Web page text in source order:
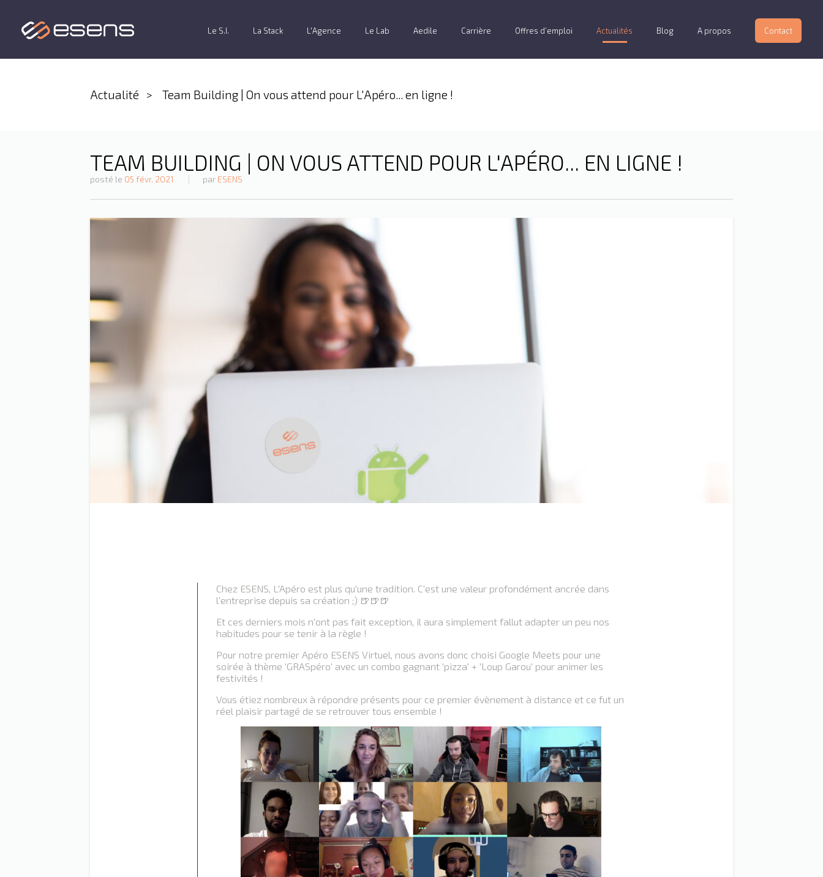
Le S.I. La Stack L'Agence Le Lab Aedile Carrière Offres d’emploi Actualités Blog A propos Contact
Actualité Team Building | On vous attend pour L'Apéro... en ligne !
TEAM BUILDING | ON VOUS ATTEND POUR L'APÉRO... EN LIGNE !
posté le 05 févr. 2021 par ESENS
Chez ESENS, L'Apéro est plus qu'une tradition. C'est une valeur profondément ancrée dans
l'entreprise depuis sa création ;) 🍺🍺🍺
Et ces derniers mois n'ont pas fait exception, il aura simplement fallut adapter un peu nos
habitudes pour se tenir à la règle !
Pour notre premier Apéro ESENS Virtuel, nous avons donc choisi Google Meets pour une
soirée à thème 'GRASpéro' avec un combo gagnant 'pizza' + 'Loup Garou' pour animer les
festivités !
Vous étiez nombreux à répondre présents pour ce premier évènement à distance et ce fut un
réel plaisir partagé de se retrouver tous ensemble !